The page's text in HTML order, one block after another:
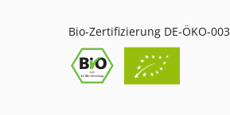
Bio-Zertifizierung DE-ÖKO-003